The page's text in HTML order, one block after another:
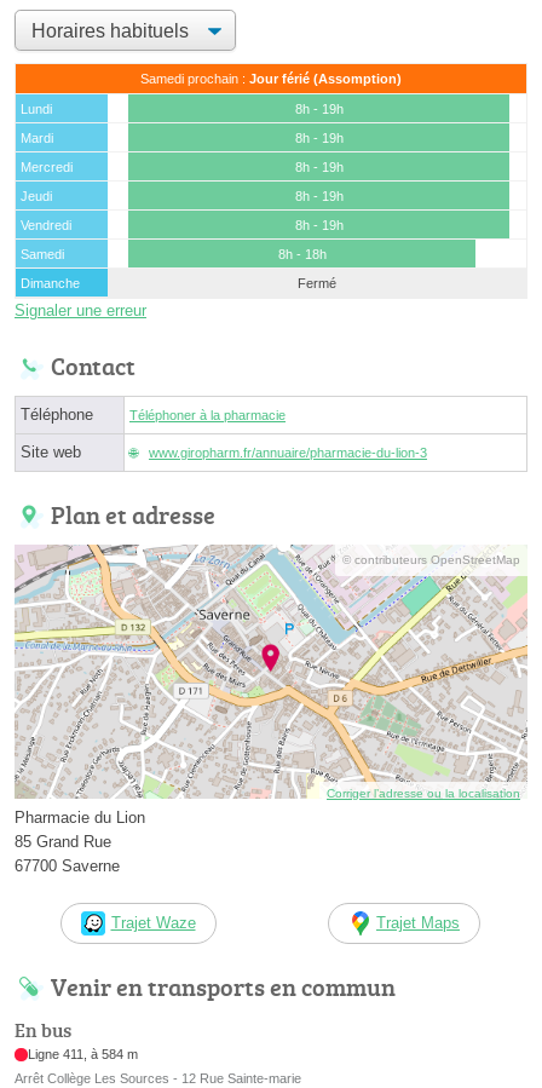
Samedi prochain : Jour férié (Assomption)
Lundi
8h - 19h
Mardi
8h - 19h
Mercredi
8h - 19h
Jeudi
8h - 19h
Vendredi
8h - 19h
Samedi
8h - 18h
Dimanche
Fermé
Signaler une erreur
Contact
Téléphone Téléphoner à la pharmacie
Site web www.giropharm.fr/annuaire/pharmacie-du-lion-3
Plan et adresse
© contributeurs OpenStreetMap
Corriger l’adresse ou la localisation
Pharmacie du Lion
85 Grand Rue
67700 Saverne
Trajet Waze Trajet Maps
Venir en transports en commun
En bus
Ligne 411, à 584 m
Arrêt Collège Les Sources - 12 Rue Sainte-marie